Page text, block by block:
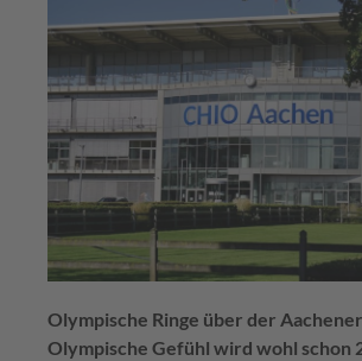
Olympische Ringe über der
Olympische Gefühl wird wohl schon